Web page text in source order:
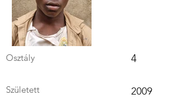
Osztály 4
Született 2009